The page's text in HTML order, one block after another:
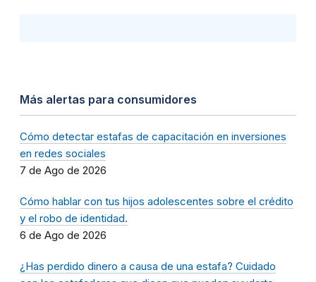
Más alertas para consumidores
Cómo detectar estafas de capacitación en inversiones
en redes sociales
7 de Ago de 2026
Cómo hablar con tus hijos adolescentes sobre el crédito
y el robo de identidad.
6 de Ago de 2026
¿Has perdido dinero a causa de una estafa? Cuidado